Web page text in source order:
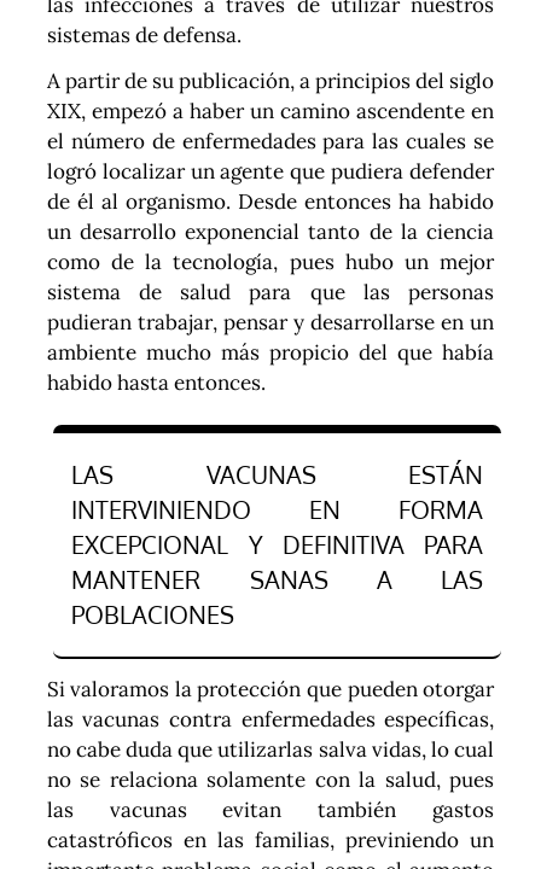
las infecciones a través de utilizar nuestros
sistemas de defensa.
A partir de su publicación, a principios del siglo
XIX, empezó a haber un camino ascendente en
el número de enfermedades para las cuales se
logró localizar un agente que pudiera defender
de él al organismo. Desde entonces ha habido
un desarrollo exponencial tanto de la ciencia
como de la tecnología, pues hubo un mejor
sistema de salud para que las personas
pudieran trabajar, pensar y desarrollarse en un
ambiente mucho más propicio del que había
habido hasta entonces.
LAS VACUNAS ESTÁN
INTERVINIENDO EN FORMA
EXCEPCIONAL Y DEFINITIVA PARA
MANTENER SANAS A LAS
POBLACIONES
Si valoramos la protección que pueden otorgar
las vacunas contra enfermedades específicas,
no cabe duda que utilizarlas salva vidas, lo cual
no se relaciona solamente con la salud, pues
las vacunas evitan también gastos
catastróficos en las familias, previniendo un